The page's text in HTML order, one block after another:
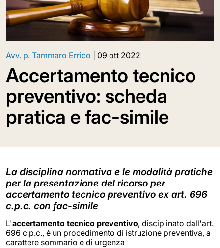
Avv. p. Tammaro Errico 09 ott 2022
Accertamento tecnico
preventivo: scheda
pratica e fac-simile
La disciplina normativa e le modalità pratiche
per la presentazione del ricorso per
accertamento tecnico preventivo ex art. 696
c.p.c. con fac-simile
L'accertamento tecnico preventivo, disciplinato dall'art.
696 c.p.c., è un procedimento di istruzione preventiva, a
carattere sommario e di urgenza